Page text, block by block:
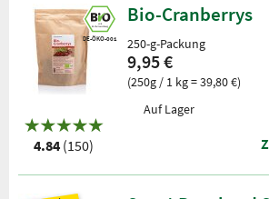
DE-ÖKO-001
4.84 (150)
Bio-Cranberrys
250-g-Packung
9,95 €
(250g / 1 kg = 39,80 €)
Auf Lager